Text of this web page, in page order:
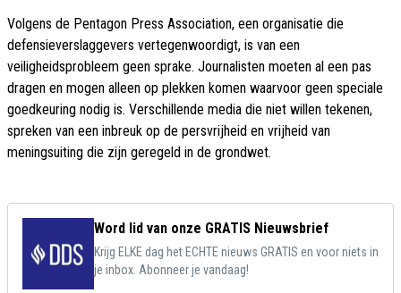
Volgens de Pentagon Press Association, een organisatie die
defensieverslaggevers vertegenwoordigt, is van een
veiligheidsprobleem geen sprake. Journalisten moeten al een pas
dragen en mogen alleen op plekken komen waarvoor geen speciale
goedkeuring nodig is. Verschillende media die niet willen tekenen,
spreken van een inbreuk op de persvrijheid en vrijheid van
meningsuiting die zijn geregeld in de grondwet.
Word lid van onze GRATIS Nieuwsbrief
Krijg ELKE dag het ECHTE nieuws GRATIS en voor niets in
je inbox. Abonneer je vandaag!